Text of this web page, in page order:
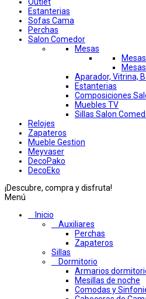
Outlet
Estanterias
Sofas Cama
Perchas
Salon Comedor
Mesas
Aparador, Vitrina,
Estanterias
Composiciones
Muebles TV
Sillas Salon
Relojes
Zapateros
Mueble Gestion
Meyvaser
DecoPako
DecoEko
¡Descubre, compra y disfruta!
Menú
Inicio
Auxiliares
Perchas
Zapateros
Sillas
Dormitorio
Armarios
Mesillas de noche
Comodas y